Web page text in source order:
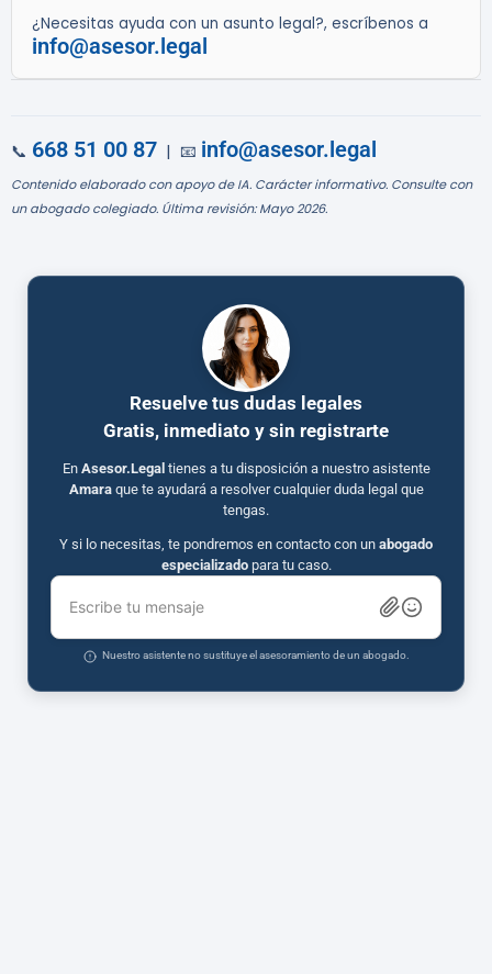
¿Necesitas ayuda con un asunto legal?, escríbenos a
info@asesor.legal
📞 668 51 00 87 | 📧 info@asesor.legal
Contenido elaborado con apoyo de IA. Carácter informativo. Consulte con
un abogado colegiado. Última revisión: Mayo 2026.
Resuelve tus dudas legales
Gratis, inmediato y sin registrarte
En Asesor.Legal tienes a tu disposición a nuestro asistente
Amaraque te ayudará a resolver cualquier duda legal que
tengas.
Y si lo necesitas, te pondremos en contacto con un abogado
especializadopara tu caso.
Escribe tu mensaje
Nuestro asistente no sustituye el asesoramiento de un abogado.